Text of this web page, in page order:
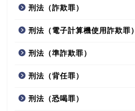
刑法（詐欺罪）
刑法（電子計算機使用詐欺罪）
刑法（準詐欺罪）
刑法（背任罪）
刑法（恐喝罪）